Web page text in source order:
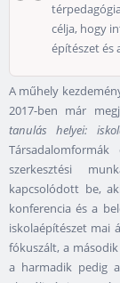
célja, hogy
építészet
A műhely
2017-ben már
tanulás helyei:
szerkesztési
kapcsolódott be,
konferencia és a
iskolaépítészet mai
fókuszált, a
a harmadik pedig